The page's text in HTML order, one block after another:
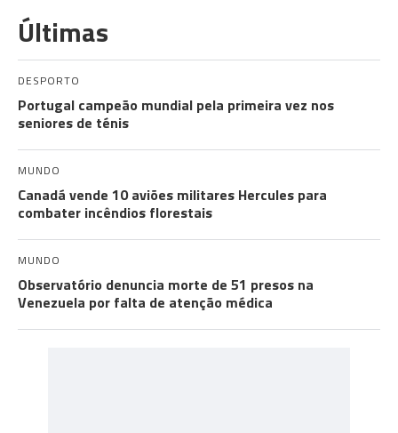
Últimas
DESPORTO
Portugal campeão mundial pela primeira vez nos
seniores de ténis
MUNDO
Canadá vende 10 aviões militares Hercules para
combater incêndios florestais
MUNDO
Observatório denuncia morte de 51 presos na
Venezuela por falta de atenção médica